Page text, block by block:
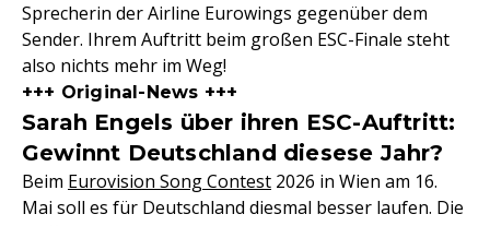
Sprecherin der Airline Eurowings gegenüber dem
Sender. Ihrem Auftritt beim großen ESC-Finale steht
also nichts mehr im Weg!
+++ Original-News +++
Sarah Engels über ihren ESC-Auftritt:
Gewinnt Deutschland diesese Jahr?
Beim Eurovision Song Contest 2026 in Wien am 16.
Mai soll es für Deutschland diesmal besser laufen. Die